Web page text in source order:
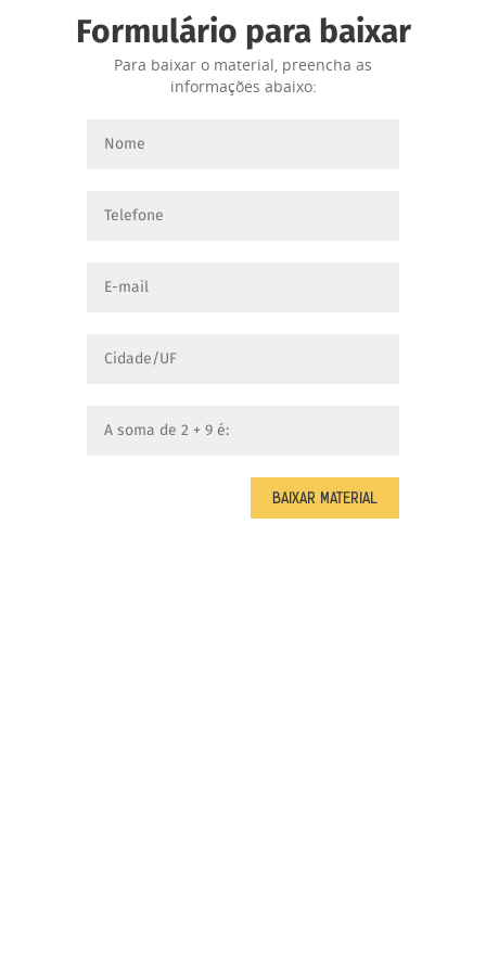
Formulário para baixar
Para baixar o material, preencha as
informações abaixo: